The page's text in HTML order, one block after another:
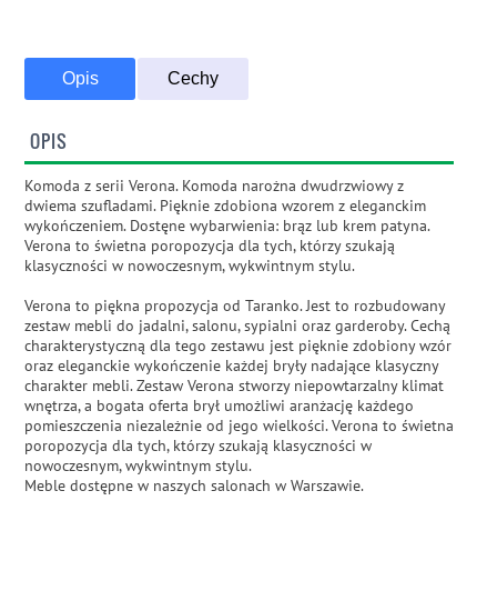
Opis Cechy
OPIS
Komoda z serii Verona. Komoda narożna dwudrzwiowy z
dwiema szufladami. Pięknie zdobiona wzorem z eleganckim
wykończeniem. Dostęne wybarwienia: brąz lub krem patyna.
Verona to świetna poropozycja dla tych, którzy szukają
klasyczności w nowoczesnym, wykwintnym stylu.
Verona to piękna propozycja od Taranko. Jest to rozbudowany
zestaw mebli do jadalni, salonu, sypialni oraz garderoby. Cechą
charakterystyczną dla tego zestawu jest pięknie zdobiony wzór
oraz eleganckie wykończenie każdej bryły nadające klasyczny
charakter mebli. Zestaw Verona stworzy niepowtarzalny klimat
wnętrza, a bogata oferta brył umożliwi aranżację każdego
pomieszczenia niezależnie od jego wielkości. Verona to świetna
poropozycja dla tych, którzy szukają klasyczności w
nowoczesnym, wykwintnym stylu.
Meble dostępne w naszych salonach w Warszawie.